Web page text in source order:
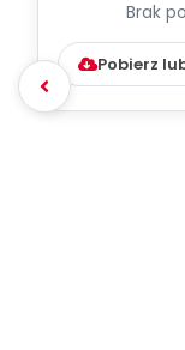
Brak
Pobierz